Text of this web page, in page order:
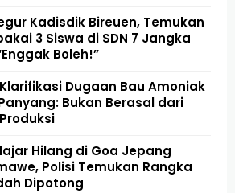
Kadisdik Bireuen, Temukan
3 Siswa di SDN 7 Jangka
Boleh!”
Klarifikasi Dugaan Bau Amoniak
Bukan Berasal dari
Hilang di Goa Jepang
Polisi Temukan Rangka
Dipotong